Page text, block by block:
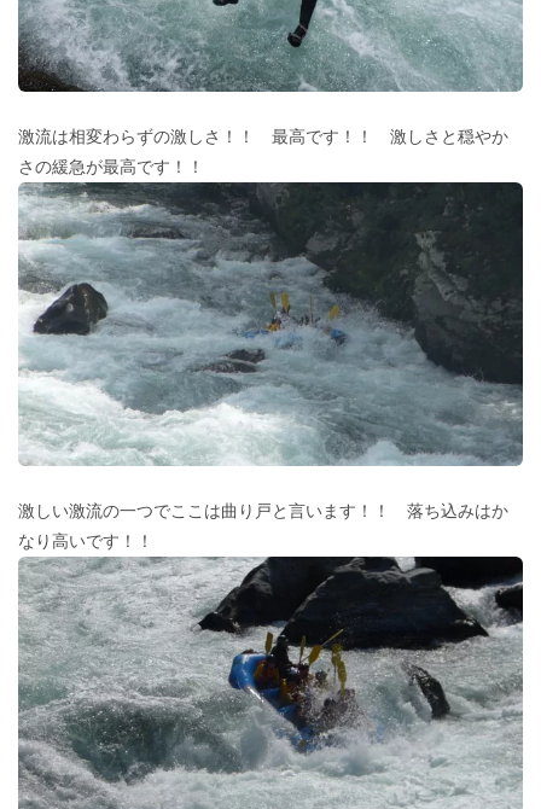
激流は相変わらずの激しさ！！ 最高です！！ 激しさと穏やか
さの緩急が最高です！！
激しい激流の一つでここは曲り戸と言います！！ 落ち込みはか
なり高いです！！